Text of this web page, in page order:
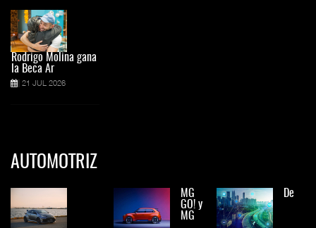
Rodrigo Molina gana
la Beca Ar
21 JUL 2026
AUTOMOTRIZ
MG
GO! y
MG
De